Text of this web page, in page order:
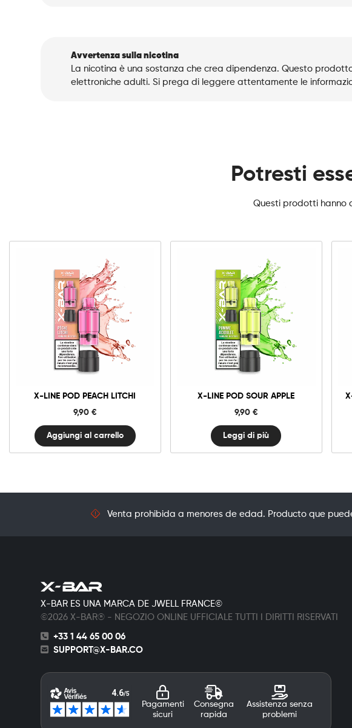
Avvertenza sulla nicotina
La nicotina è una sostanza che crea dipendenza. Questo
elettroniche adulti. Si prega di leggere attentamente le
Potresti
Questi prodotti hanno
X-LINE POD PEACH LITCHI
9,90 €
10mg 20mg
X-
Line
Pod
Litchi
Aggiungi al carrello
Aggiungi al carrello
X-LINE POD SOUR APPLE
9,90 €
Leggi di più
Venta prohibida a menores de edad. Producto que
X-BAR ES UNA MARCA DE JWELL FRANCE©
©2026 X-BAR® - NEGOZIO ONLINE UFFICIALE TUTTI I DIRITTI RISERVATI
+33 1 44 65 00 06
SUPPORT@X-BAR.CO
Pagamenti
sicuri
Consegna
rapida
Assistenza senza
problemi